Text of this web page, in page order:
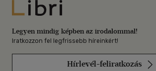
Libri
Legyen mindig képben az irodalommal!
Iratkozzon fel legfrissebb híreinkért!
Hírlevél-feliratkozás